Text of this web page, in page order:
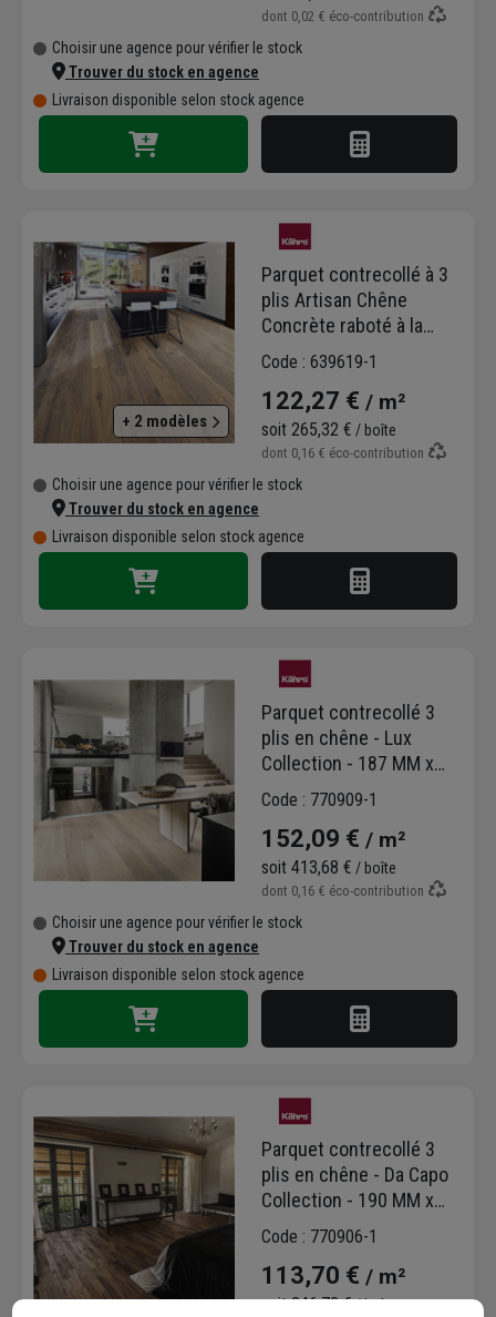
dont 0,02 € éco-contribution
Choisir une agence pour vérifier le stock
Trouver du stock en agence
Livraison disponible selon stock agence
+ 2 modèles
Parquet contrecollé à 3
plis Artisan Chêne
Concrète raboté à la
main - 1900,0 mm x 190
Code : 639619-1
122,27 € / m²
soit 265,32 € / boîte
dont 0,16 € éco-contribution
Choisir une agence pour vérifier le stock
Trouver du stock en agence
Livraison disponible selon stock agence
Parquet contrecollé 3
plis en chêne - Lux
Collection - 187 MM x
2420,0 MM - ép.15,00
MM - modèle Chêne
Horizon
Code : 770909-1
152,09 € / m²
soit 413,68 € / boîte
dont 0,16 € éco-contribution
Choisir une agence pour vérifier le stock
Trouver du stock en agence
Livraison disponible selon stock agence
Parquet contrecollé 3
plis en chêne - Da Capo
Collection - 190 MM x
1900,0 MM - ép. 15,00
Code : 770906-1
113,70 € / m²
soit246,73 €/ boîte